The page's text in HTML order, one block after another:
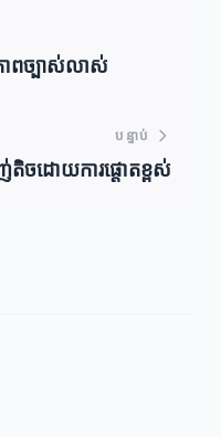
ាពច្បាស់លាស់
បន្ទាប់
តិចដោយការផ្តោតខ្ពស់